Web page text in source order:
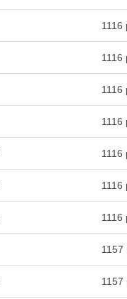
1116
1116
1116
1116
1116
1116
1116
1157
1157